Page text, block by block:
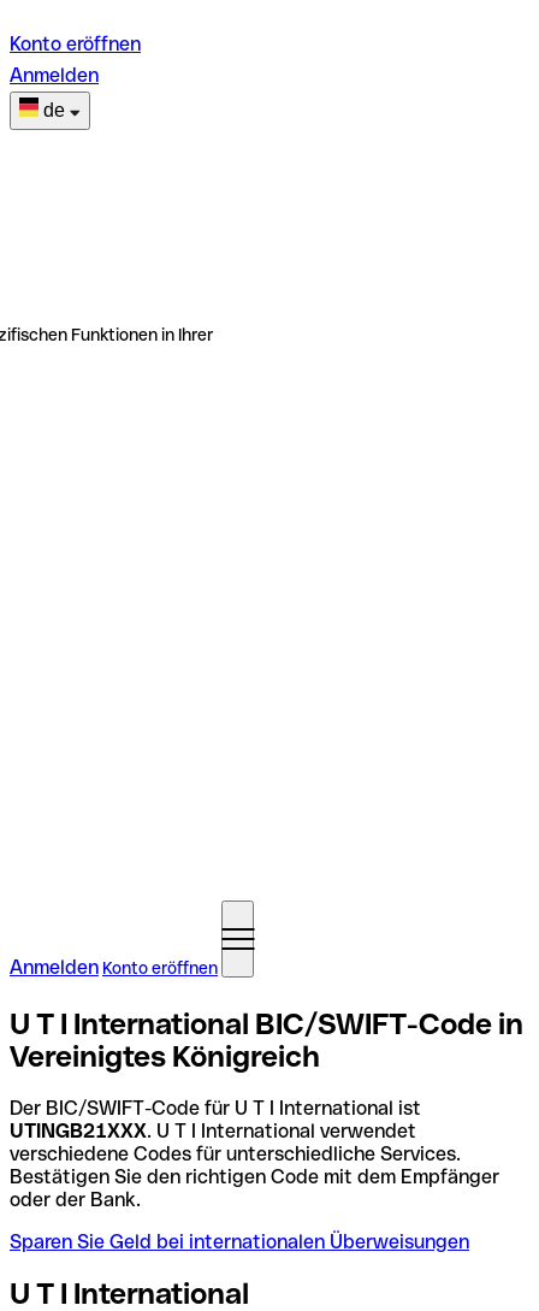
Konto eröffnen
Anmelden
de
Funktionen in Ihrer
Anmelden Konto eröffnen
U T I International BIC/SWIFT-Code in
Vereinigtes Königreich
Der BIC/SWIFT-Code für U T I International ist
UTINGB21XXX. U T I International verwendet
verschiedene Codes für unterschiedliche Services.
Bestätigen Sie den richtigen Code mit dem Empfänger
oder der Bank.
Sparen Sie Geld bei internationalen Überweisungen
U T I International